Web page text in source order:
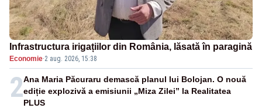
Infrastructura irigațiilor din România, lăsată în paragină
Economie·2 aug. 2026, 15:38
2Ana Maria Păcuraru demască planul lui Bolojan. O nouă
ediție explozivă a emisiunii „Miza Zilei” la Realitatea
PLUS